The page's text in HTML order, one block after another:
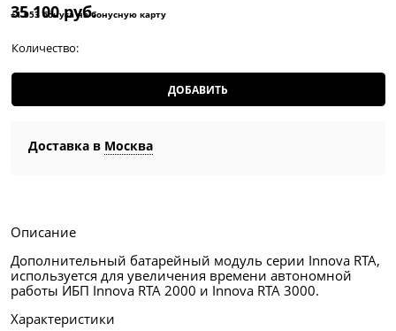
35 100 руб.
+1 053 бонуса на бонусную карту
Количество:
ДОБАВИТЬ
Доставка в Москва
Описание
Дополнительный батарейный модуль серии Innova RTA,
используется для увеличения времени автономной
работы ИБП Innova RTA 2000 и Innova RTA 3000.
Характеристики